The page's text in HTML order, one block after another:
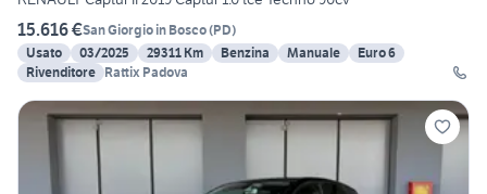
15.616 €San Giorgio in Bosco(PD)
Usato
03/2025 29311 Km Benzina Manuale
Euro 6
Rivenditore Rattix Padova